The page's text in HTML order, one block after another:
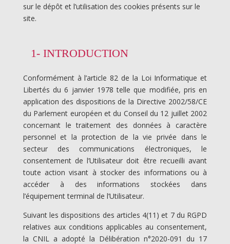
sur le dépôt et l’utilisation des cookies présents sur le
site.
1- INTRODUCTION
Conformément à l’article 82 de la Loi Informatique et
Libertés du 6 janvier 1978 telle que modifiée, pris en
application des dispositions de la Directive 2002/58/CE
du Parlement européen et du Conseil du 12 juillet 2002
concernant le traitement des données à caractère
personnel et la protection de la vie privée dans le
secteur des communications électroniques, le
consentement de l’Utilisateur doit être recueilli avant
toute action visant à stocker des informations ou à
accéder à des informations stockées dans
l’équipement terminal de l’Utilisateur.
Suivant les dispositions des articles 4(11) et 7 du RGPD
relatives aux conditions applicables au consentement,
la CNIL a adopté la Délibération n°2020-091 du 17